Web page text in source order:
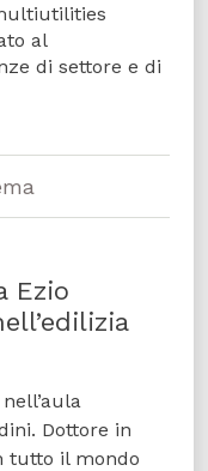
al
di settore e di
Ezio
Dottore in
tutto il mondo